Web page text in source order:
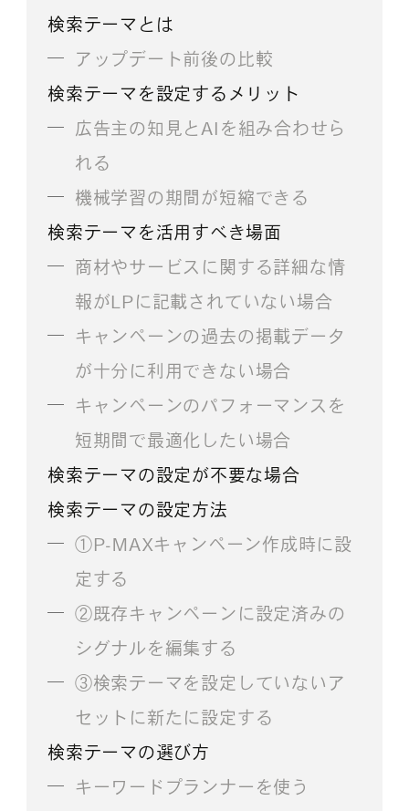
検索テーマとは
アップデート前後の比較
検索テーマを設定するメリット
広告主の知見とAIを組み合わせら
れる
機械学習の期間が短縮できる
検索テーマを活用すべき場面
商材やサービスに関する詳細な情
報がLPに記載されていない場合
キャンペーンの過去の掲載データ
が十分に利用できない場合
キャンペーンのパフォーマンスを
短期間で最適化したい場合
検索テーマの設定が不要な場合
検索テーマの設定方法
①P-MAXキャンペーン作成時に設
定する
②既存キャンペーンに設定済みの
シグナルを編集する
③検索テーマを設定していないア
セットに新たに設定する
検索テーマの選び方
キーワードプランナーを使う